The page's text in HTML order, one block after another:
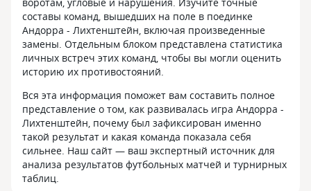
составы команд, вышедших на поле в поединке
Андорра - Лихтенштейн, включая произведенные
замены. Отдельным блоком представлена статистика
личных встреч этих команд, чтобы вы могли оценить
историю их противостояний.
Вся эта информация поможет вам составить полное
представление о том, как развивалась игра Андорра -
Лихтенштейн, почему был зафиксирован именно
такой результат и какая команда показала себя
сильнее. Наш сайт — ваш экспертный источник для
анализа результатов футбольных матчей и турнирных
таблиц.